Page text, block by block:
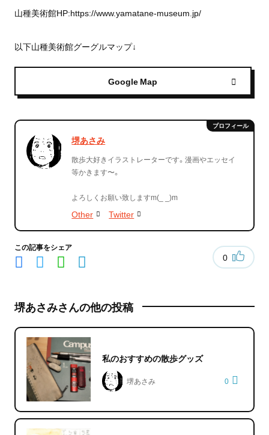
山種美術館HP:https://www.yamatane-museum.jp/
以下山種美術館グーグルマップ↓
Google Map
堺あさみ
散歩大好きイラストレーターです。漫画やエッセイ
等かきます〜。
よろしくお願い致しますm(_ _)m
Other Twitter
この記事をシェア
0
堺あさみさんの他の投稿
私のおすすめの散歩グッズ
堺あさみ 0